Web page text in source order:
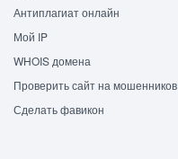
Антиплагиат онлайн
Мой IP
WHOIS домена
Проверить сайт на мошенников
Сделать фавикон